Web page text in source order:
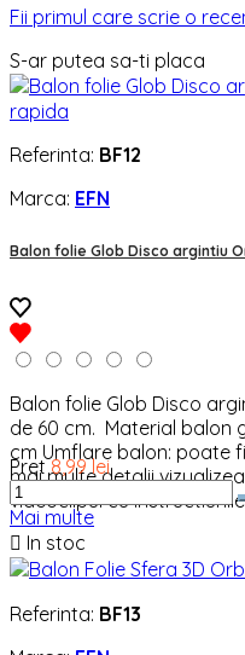
Fii primul care scrie o
S-ar putea sa-ti placa
rapida
Referinta: BF12
Marca: EFN
Balon folie Glob Disco argintiu
Balon folie Glob Disco
de 60 cm. Material balon
cm Umflare balon: poate
mai multe detalii
videoclipul cu
Pret 8,99 lei
Mai multe
 In stoc
Referinta: BF13